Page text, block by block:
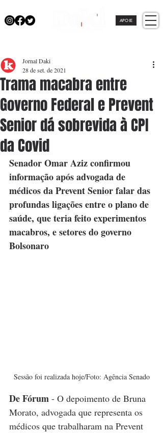
APOIE
Trama macabra entre
Governo Federal e Prevent
Senior dá sobrevida à CPI
da Covid
Jornal Daki
28 de set. de 2021
Senador Omar Aziz confirmou
informação após advogada de
médicos da Prevent Senior falar das
profundas ligações entre o plano de
saúde, que teria feito experimentos
macabros, e setores do governo
Bolsonaro
Sessão foi realizada hoje/Foto: Agência Senado
De Fórum - O depoimento de Bruna
Morato, advogada que representa os
médicos que trabalharam na Prevent